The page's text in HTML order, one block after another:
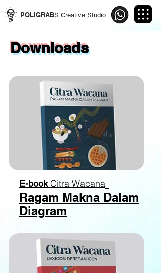
POLIGRABS Creative Studio
Downloads
E-book Citra Wacana
Ragam Makna Dalam
Diagram